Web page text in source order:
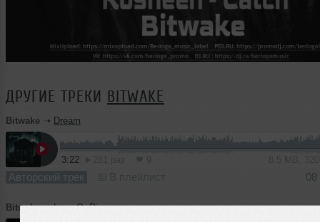
ДРУГИЕ ТРЕКИ BITWAKE
Bitwake ➝ Dream
3:22
Авторский трек 08
Bitwake ➝Love Or Die